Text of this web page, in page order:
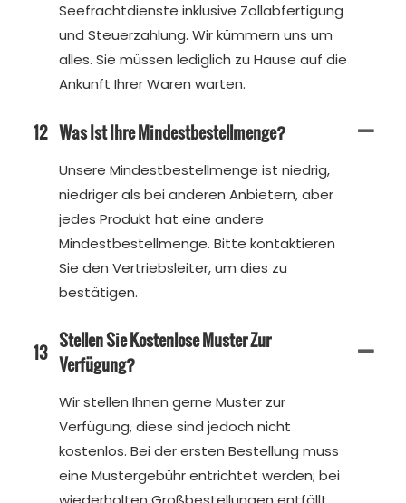
Seefrachtdienste inklusive Zollabfertigung
und Steuerzahlung. Wir kümmern uns um
alles. Sie müssen lediglich zu Hause auf die
Ankunft Ihrer Waren warten.
12 Was Ist Ihre Mindestbestellmenge?
Unsere Mindestbestellmenge ist niedrig,
niedriger als bei anderen Anbietern, aber
jedes Produkt hat eine andere
Mindestbestellmenge. Bitte kontaktieren
Sie den Vertriebsleiter, um dies zu
bestätigen.
13 Stellen Sie Kostenlose Muster Zur
Verfügung?
Wir stellen Ihnen gerne Muster zur
Verfügung, diese sind jedoch nicht
kostenlos. Bei der ersten Bestellung muss
eine Mustergebühr entrichtet werden; bei